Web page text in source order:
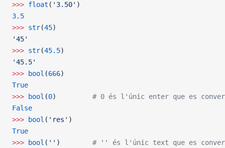
>>> float ( '3.50' )
3.5
>>> str(45)
'45'
>>> str(45.5)
'45.5'
>>> bool (666)
True
>>> bool (0) # 0 és l'únic enter que es
False
>>> bool ( 'res' )
True
>>> bool ( '' ) # '' és l'únic text que es